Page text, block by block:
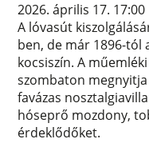
2026. április 17. 17:00
A lóvasút
ben, de már 1896-tól
kocsiszín. A
szombaton
favázas
hóseprő mozdony,
érdeklődőket.